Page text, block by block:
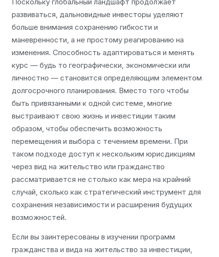
развиваться, дальновидные инвесторы уделяют
больше внимания сохранению гибкости и
маневренности, а не простому реагированию на
изменения. Способность адаптироваться и менять
курс — будь то географически, экономически или
личностно — становится определяющим элементом
долгосрочного планирования. Вместо того чтобы
быть привязанными к одной системе, многие
выстраивают свою жизнь и инвестиции таким
образом, чтобы обеспечить возможность
перемещения и выбора с течением времени. При
таком подходе доступ к нескольким юрисдикциям
через вид на жительство или гражданство
рассматривается не столько как мера на крайний
случай, сколько как стратегический инструмент для
сохранения независимости и расширения будущих
возможностей.
Если вы заинтересованы в изучении программ
гражданства и вида на жительство за инвестиции,